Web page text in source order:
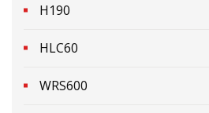
H190
HLC60
WRS600